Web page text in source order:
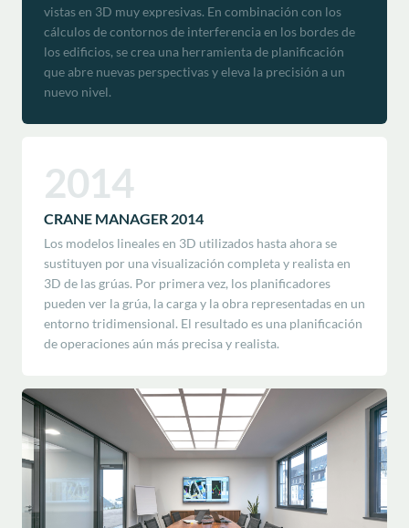
vistas en 3D muy expresivas. En combinación con los
cálculos de contornos de interferencia en los bordes de
los edificios, se crea una herramienta de planificación
que abre nuevas perspectivas y eleva la precisión a un
nuevo nivel.
2014
CRANE MANAGER 2014
Los modelos lineales en 3D utilizados hasta ahora se
sustituyen por una visualización completa y realista en
3D de las grúas. Por primera vez, los planificadores
pueden ver la grúa, la carga y la obra representadas en un
entorno tridimensional. El resultado es una planificación
de operaciones aún más precisa y realista.